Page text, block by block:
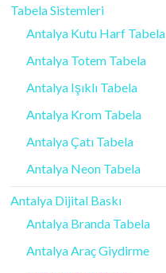
Tabela Sistemleri
Antalya Kutu Harf Tabela
Antalya Totem Tabela
Antalya Işıklı Tabela
Antalya Krom Tabela
Antalya Çatı Tabela
Antalya Neon Tabela
Antalya Dijital Baskı
Antalya Branda Tabela
Antalya Araç Giydirme